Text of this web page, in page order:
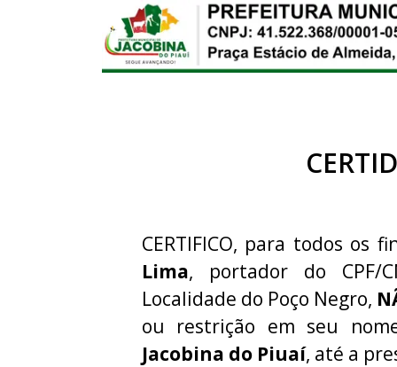
CERTIFICO, para todos os
Lima, portador do CPF/
Localidade do Poço Negro,
ou restrição em seu
Jacobina do Piuaí, até a